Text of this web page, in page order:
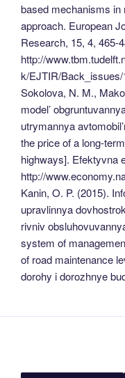
based mechanisms in
approach. European
Research, 15, 4, 465-
http://
k/EJTIR/Back_issues/
Sokolova, N. M.,
model’
utrymannya
the price of a long-
highways]. Efektyvna
http://
Kanin, O. P. (2015).
upravlinnya
rivniv
system of
of road maintenance
dorohy i dorozhnye